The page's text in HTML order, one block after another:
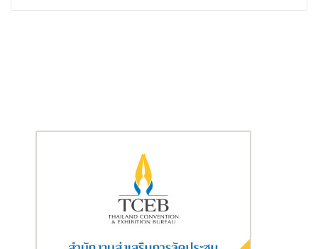
สตาร์ทอัพอินโดนีเซียที่นำเสนอแพลตฟอร์มการบริหาร
จัดการธุรกิจแบบครบวงจรสำหรับวิสาหกิจรายย่อย ขนาดย่อม
และขนาดกลาง (MSMEs) ครอบคลุมตั้งแต่การจัดการทางการ
เงินไปจนถึงการบริหารความสัมพันธ์ลูกค้า (Customer
Relationship Management) โดยแพลตฟอร์มของ Majoo